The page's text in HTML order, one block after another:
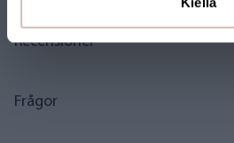
Recensioner
Frågor